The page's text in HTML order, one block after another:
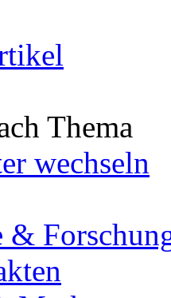
Thema
wechseln
&